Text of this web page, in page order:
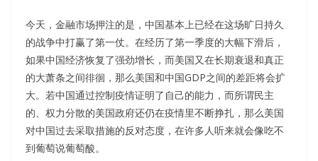
今天，金融市场押注的是，中国基本上已经在这场旷日持久
的战争中打赢了第一仗。在经历了第一季度的大幅下滑后，
如果中国经济恢复了强劲增长，而美国又在长期衰退和真正
的大萧条之间徘徊，那么美国和中国GDP之间的差距将会扩
大。若中国通过控制疫情证明了自己的能力，而所谓民主
的、权力分散的美国政府还仍在疫情里不断挣扎，那么美国
对中国过去采取措施的反对态度，在许多人听来就会像吃不
到葡萄说葡萄酸。